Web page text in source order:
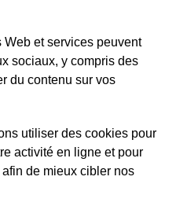
Web et services peuvent
sociaux, y compris des
du contenu sur vos
utiliser des cookies pour
activité en ligne et pour
de mieux cibler nos